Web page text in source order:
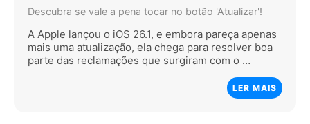
Descubra se vale a pena tocar no botão 'Atualizar'!
A Apple lançou o iOS 26.1, e embora pareça apenas
mais uma atualização, ela chega para resolver boa
parte das reclamações que surgiram com o …
LER MAIS